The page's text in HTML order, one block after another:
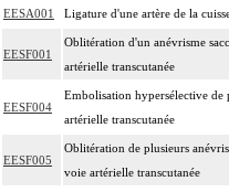
EESA001 Ligature d'une artère de la
EESF001
Oblitération d'un anévrisme
artérielle transcutanée
EESF004
Embolisation hypersélective
artérielle transcutanée
EESF005
Oblitération de plusieurs
voie artérielle transcutanée